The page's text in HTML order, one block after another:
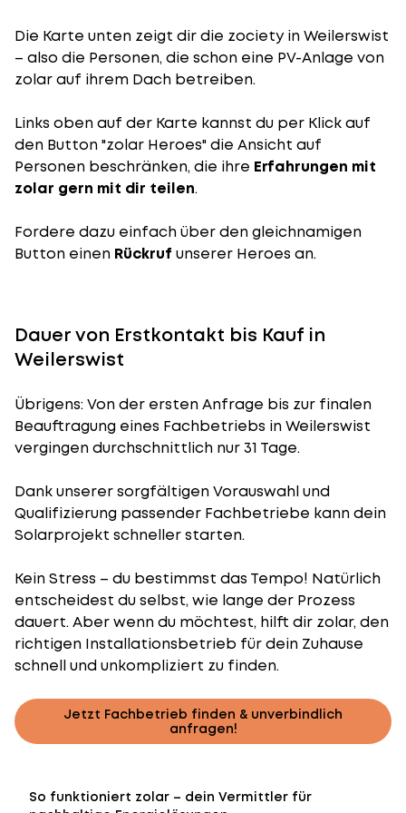
Die Karte unten zeigt dir die zociety in Weilerswist
– also die Personen, die schon eine PV-Anlage von
zolar auf ihrem Dach betreiben.
Links oben auf der Karte kannst du per Klick auf
den Button "zolar Heroes" die Ansicht auf
Personen beschränken, die ihre Erfahrungen mit
zolar gern mit dir teilen.
Fordere dazu einfach über den gleichnamigen
Button einen Rückruf unserer Heroes an.
Dauer von Erstkontakt bis Kauf in
Weilerswist
Übrigens: Von der ersten Anfrage bis zur finalen
Beauftragung eines Fachbetriebs in Weilerswist
vergingen durchschnittlich nur 31 Tage.
Dank unserer sorgfältigen Vorauswahl und
Qualifizierung passender Fachbetriebe kann dein
Solarprojekt schneller starten.
Kein Stress – du bestimmst das Tempo! Natürlich
entscheidest du selbst, wie lange der Prozess
dauert. Aber wenn du möchtest, hilft dir zolar, den
richtigen Installationsbetrieb für dein Zuhause
schnell und unkompliziert zu finden.
Jetzt Fachbetrieb finden & unverbindlich
anfragen!
So funktioniert zolar – dein Vermittler für